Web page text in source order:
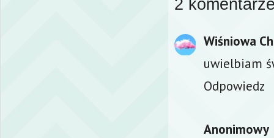
2
Wiśniowa
uwielbiam
Odpowiedz
Anonimowy